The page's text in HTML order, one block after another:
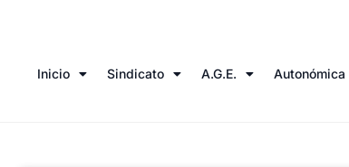
Inicio Sindicato A.G.E. Autonómica